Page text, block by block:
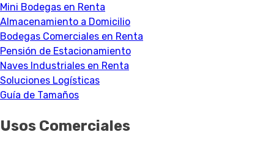
Mini Bodegas en Renta
Almacenamiento a Domicilio
Bodegas Comerciales en Renta
Pensión de Estacionamiento
Naves Industriales en Renta
Soluciones Logísticas
Guía de Tamaños
Usos Comerciales